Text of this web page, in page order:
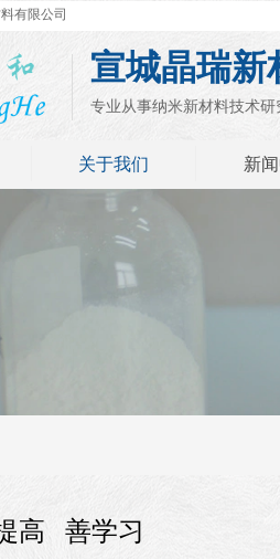
有限公司
宣城晶瑞新
专业从事纳米新材料技术
关于我们 新
高 善学习